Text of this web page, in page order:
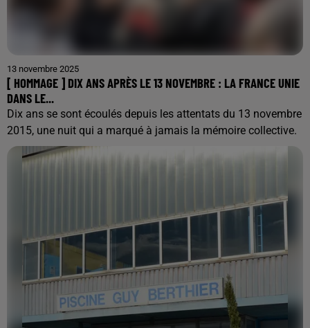
13 novembre 2025
[ HOMMAGE ] DIX ANS APRÈS LE 13 NOVEMBRE : LA FRANCE UNIE
DANS LE...
Dix ans se sont écoulés depuis les attentats du 13 novembre
2015, une nuit qui a marqué à jamais la mémoire collective.